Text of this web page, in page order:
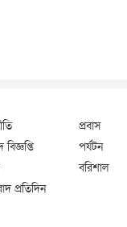
প্রবাস
বিজ্ঞপ্তি
পর্যটন
বরিশাল
প্রতিদিন